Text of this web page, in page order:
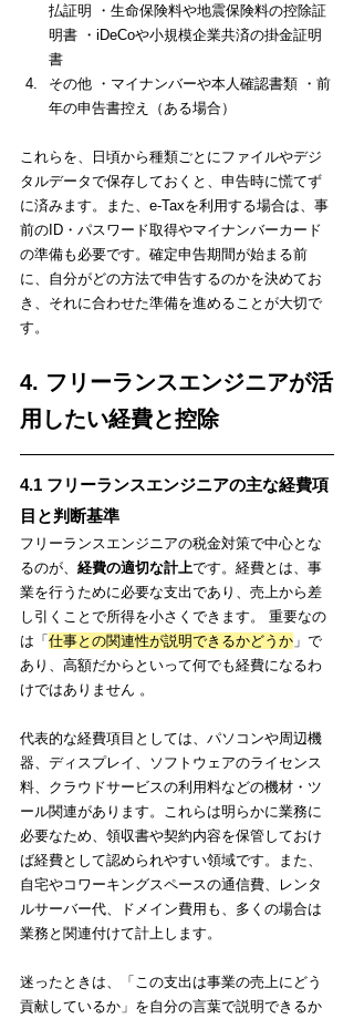
払証明 ・生命保険料や地震保険料の控除証
明書 ・iDeCoや小規模企業共済の掛金証明
書
その他 ・マイナンバーや本人確認書類 ・前
年の申告書控え（ある場合）
これらを、日頃から種類ごとにファイルやデジ
タルデータで保存しておくと、申告時に慌てず
に済みます。また、e-Taxを利用する場合は、事
前のID・パスワード取得やマイナンバーカード
の準備も必要です。確定申告期間が始まる前
に、自分がどの方法で申告するのかを決めてお
き、それに合わせた準備を進めることが大切で
す。
4. フリーランスエンジニアが活
用したい経費と控除
4.1 フリーランスエンジニアの主な経費項
目と判断基準
フリーランスエンジニアの税金対策で中心とな
るのが、 経費の適切な計上です。経費とは、事
業を行うために必要な支出であり、売上から差
し引くことで所得を小さくできます。 重要なの
は「 仕事との関連性が説明できるかどうか 」で
あり、高額だからといって何でも経費になるわ
けではありません 。
代表的な経費項目としては、パソコンや周辺機
器、ディスプレイ、ソフトウェアのライセンス
料、クラウドサービスの利用料などの機材・ツ
ール関連があります。これらは明らかに業務に
必要なため、領収書や契約内容を保管しておけ
ば経費として認められやすい領域です。また、
自宅やコワーキングスペースの通信費、レンタ
ルサーバー代、ドメイン費用も、多くの場合は
業務と関連付けて計上します。
迷ったときは、「この支出は事業の売上にどう
貢献しているか」を自分の言葉で説明できるか